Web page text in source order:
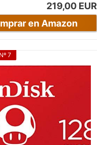
219,00 EUR
en Amazon
7